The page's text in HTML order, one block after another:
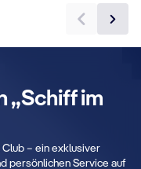
„Schiff im
– ein exklusiver
persönlichen Service auf